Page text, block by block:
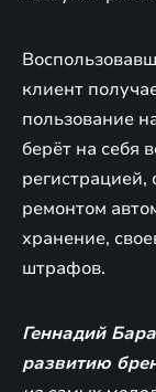
клиент
пользование
берёт на себя
ремонтом
хранение,
штрафов.
Геннадий
развитию